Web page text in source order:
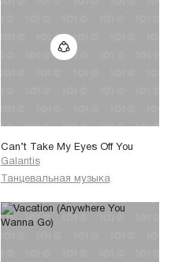
Can’t Take My Eyes Off You
Galantis
Танцевальная музыка